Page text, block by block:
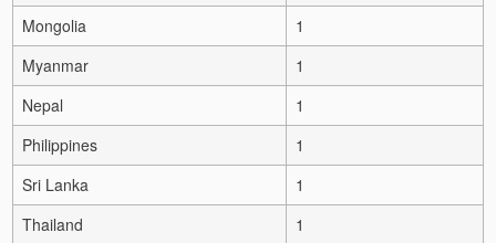
Mongolia
1
Myanmar
1
Nepal
1
Philippines
1
Sri Lanka
1
Thailand
1